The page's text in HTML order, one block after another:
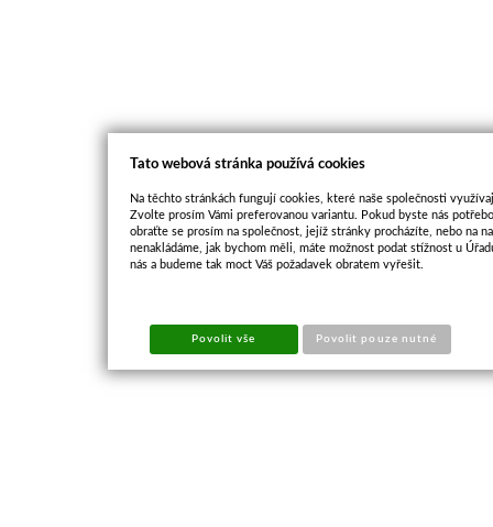
Tato webová stránka používá cookies
Na těchto stránkách fungují cookies, které naše společnosti
Zvolte prosím Vámi preferovanou variantu. Pokud byste nás
obraťte se prosím na společnost, jejíž stránky procházíte, nebo na
nenakládáme, jak bychom měli, máte možnost podat stížnost u
nás a budeme tak moct Váš požadavek obratem vyřešit.
Povolit vše Povolit pouze nutné